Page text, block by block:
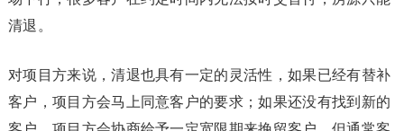
清退。
对项目方来说，清退也具有一定的灵活性，如果已经有替补
客户，项目方会马上同意客户的要求；如果还没有找到新的